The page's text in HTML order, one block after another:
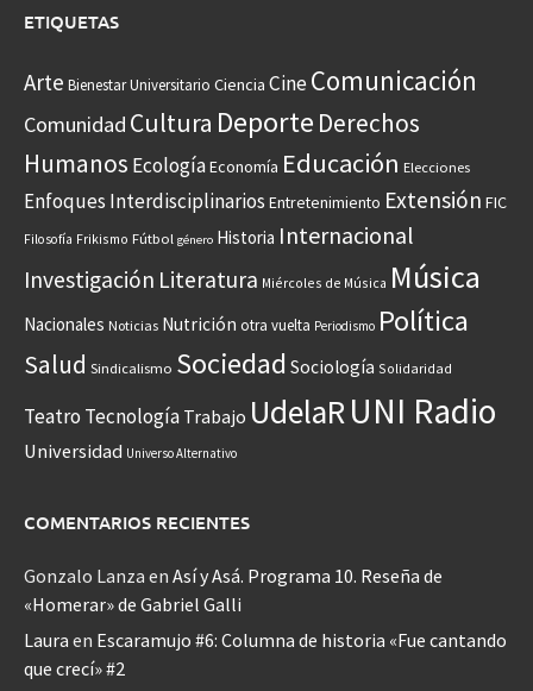
ETIQUETAS
Arte Bienestar Universitario Ciencia CineComunicación
Comunidad Cultura Deporte Derechos
Humanos EcologíaEconomía Educación Elecciones
Enfoques Interdisciplinarios Entretenimiento Extensión FIC
Filosofía Frikismo Fútbol género Historia Internacional
Investigación Literatura Miércoles de Música Música
Nacionales Noticias Nutrición otra vuelta Periodismo Política
Salud Sindicalismo Sociedad Sociología Solidaridad
Teatro Tecnología Trabajo UdelaRUNI Radio
Universidad Universo Alternativo
COMENTARIOS RECIENTES
Gonzalo Lanza en Así y Asá. Programa 10. Reseña de
«Homerar» de Gabriel Galli
Laura en Escaramujo #6: Columna de historia «Fue cantando
que crecí» #2